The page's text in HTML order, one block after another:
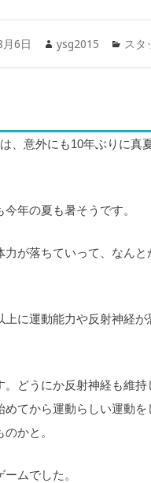
6日 Author
ysg2015 スタ
、意外にも10年ぶりに真
今年の夏も暑そうです。
力が落ちていって、なんと
上に運動能力や反射神経が
。どうにか反射神経も維持
めてから運動らしい運動を
かと。
ムでした。